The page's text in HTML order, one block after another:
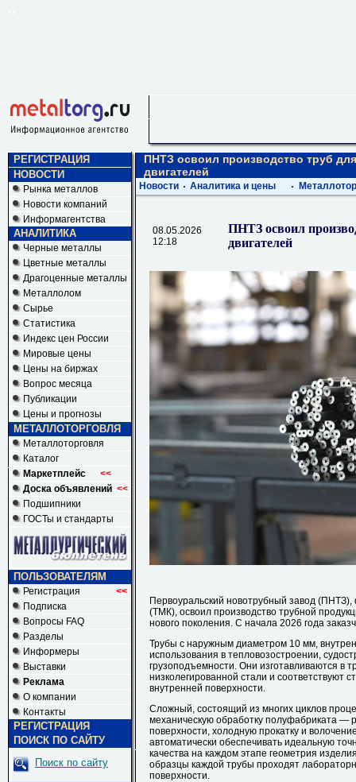
РЕГИСТРАЦИЯ
НОВОСТИ
Рынка металлов
Новости компаний
Информагентства
АНАЛИТИКА
Черные металлы
Цветные металлы
Драгоценные металлы
Металлолом
Сырье
Статистика
Индекс цен России
Мировые цены
Цены на биржах
Вопрос месяца
Публикации
Цены и прогнозы
МЕТАЛЛОТОРГОВЛЯ
Металлоторговля
Каталог
Маркетплейс
<<
Доска объявлений <<
Подшипники
ГОСТы и стандарты
ПОЛЬЗОВАТЕЛЯМ
Регистрация <<
Подписка
Вопросы FAQ
Разделы
Информеры
Выставки
Реклама
О компании
Контакты
РЕГИСТРАЦИЯ
ПОИСК ПО САЙТУ
Поиск по сайту
ПНТЗ освоил производство труб
двигателей
Новости Аналитика и цены
08.05.2026
12:18
ПНТЗ освоил
двигателей
Первоуральский новотрубный завод
(ТМК), освоил производство трубной
нового поколения. С начала 2026 года
Трубы с наружным диаметром 10 мм,
использования в тепловозостроении,
грузоподъемности. Они изготавливаются в
низколегированной стали и соответствуют
внутренней поверхности.
Сложный, состоящий из многих циклов
механическую обработку полуфабриката —
поверхности, холодную прокатку и
автоматически обеспечивать идеальную
качества на каждом этапе геометрия
образцы каждой трубы проходят
поверхности.